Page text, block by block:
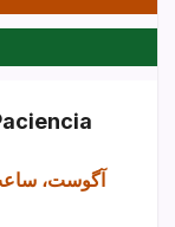
۱۴ آگوست، ساعت ۹:۳۰